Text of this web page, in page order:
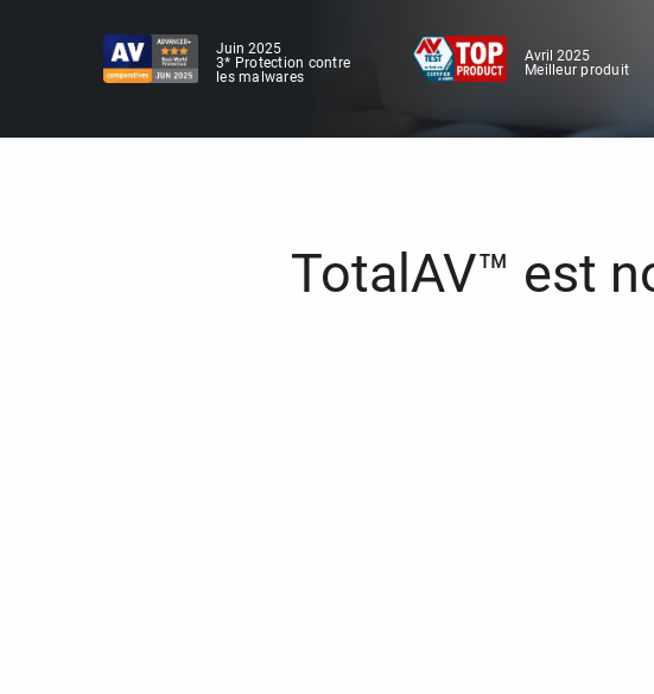
Juin 2025
3* Protection contre
les malwares
Avril 2025
Meilleur produit
TotalAV™ est